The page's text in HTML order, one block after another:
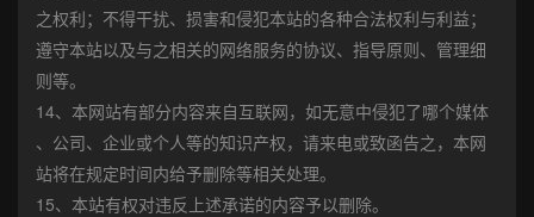
之权利；不得干扰、损害和侵犯本站的各种合法权利与利益；
遵守本站以及与之相关的网络服务的协议、指导原则、管理细
则等。
14、本网站有部分内容来自互联网，如无意中侵犯了哪个媒体
、公司、企业或个人等的知识产权，请来电或致函告之，本网
站将在规定时间内给予删除等相关处理。
15、本站有权对违反上述承诺的内容予以删除。